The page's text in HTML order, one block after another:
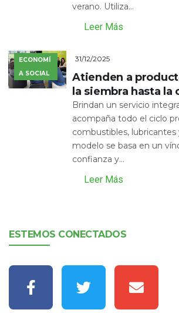
verano. Utiliza...
Leer Más
ECONOMÍ
A SOCIAL
31/12/2025
Atienden a
la siembra hasta la
Brindan un servicio
acompaña todo el ciclo
combustibles, lubricantes
modelo se basa en un
confianza y...
Leer Más
ESTEMOS CONECTADOS